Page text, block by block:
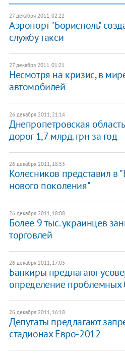
27 декабря 2011, 02:22
​Аэропорт "Борисполь"
службу такси
27 декабря 2011, 01:21
Несмотря на кризис, в
автомобилей
26 декабря 2011, 21:14
Днепропетровская
дорог 1,7 млрд. грн за год
26 декабря 2011, 18:53
​Колесников представил в
нового поколения"
26 декабря 2011, 18:08
Более 9 тыс. украинцев
торговлей
26 декабря 2011, 17:03
Банкиры предлагают
определение проблемных
26 декабря 2011, 16:18
Депутаты предлагают
стадионах Евро-2012